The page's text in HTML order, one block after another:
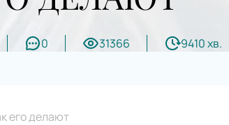
0 31366 9410 хв.
его делают